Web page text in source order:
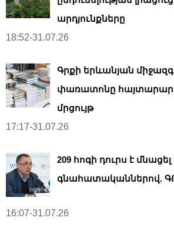
արդյունքները
18:52-31.07.26
Գրքի երևանյան
փառատոնը
մրցույթ
17:17-31.07.26
209 հոգի դուրս է
գնահատականներով.
16:07-31.07.26